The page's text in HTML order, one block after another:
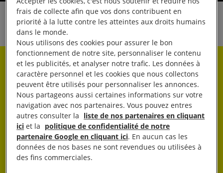
Partager
Rester informé·e
Abonnez-vous à notre newsletter hebdo.
frais de collecte afin que vos dons contribuent en
priorité à la lutte contre les atteintes aux droits humains
dans le monde.
Nous utilisons des cookies pour assurer le bon
fonctionnement de notre site, personnaliser le contenu
et les publicités, et analyser notre trafic. Les données à
caractère personnel et les cookies que nous collectons
peuvent être utilisés pour personnaliser les annonces.
Nous partageons aussi certaines informations sur votre
navigation avec nos partenaires. Vous pouvez entres
autres consulter la liste de nos partenaires en cliquant
ici et la politique de confidentialité de notre
partenaire Google en cliquant ici. En aucun cas les
données de nos bases ne sont revendues ou utilisées à
des fins commerciales.